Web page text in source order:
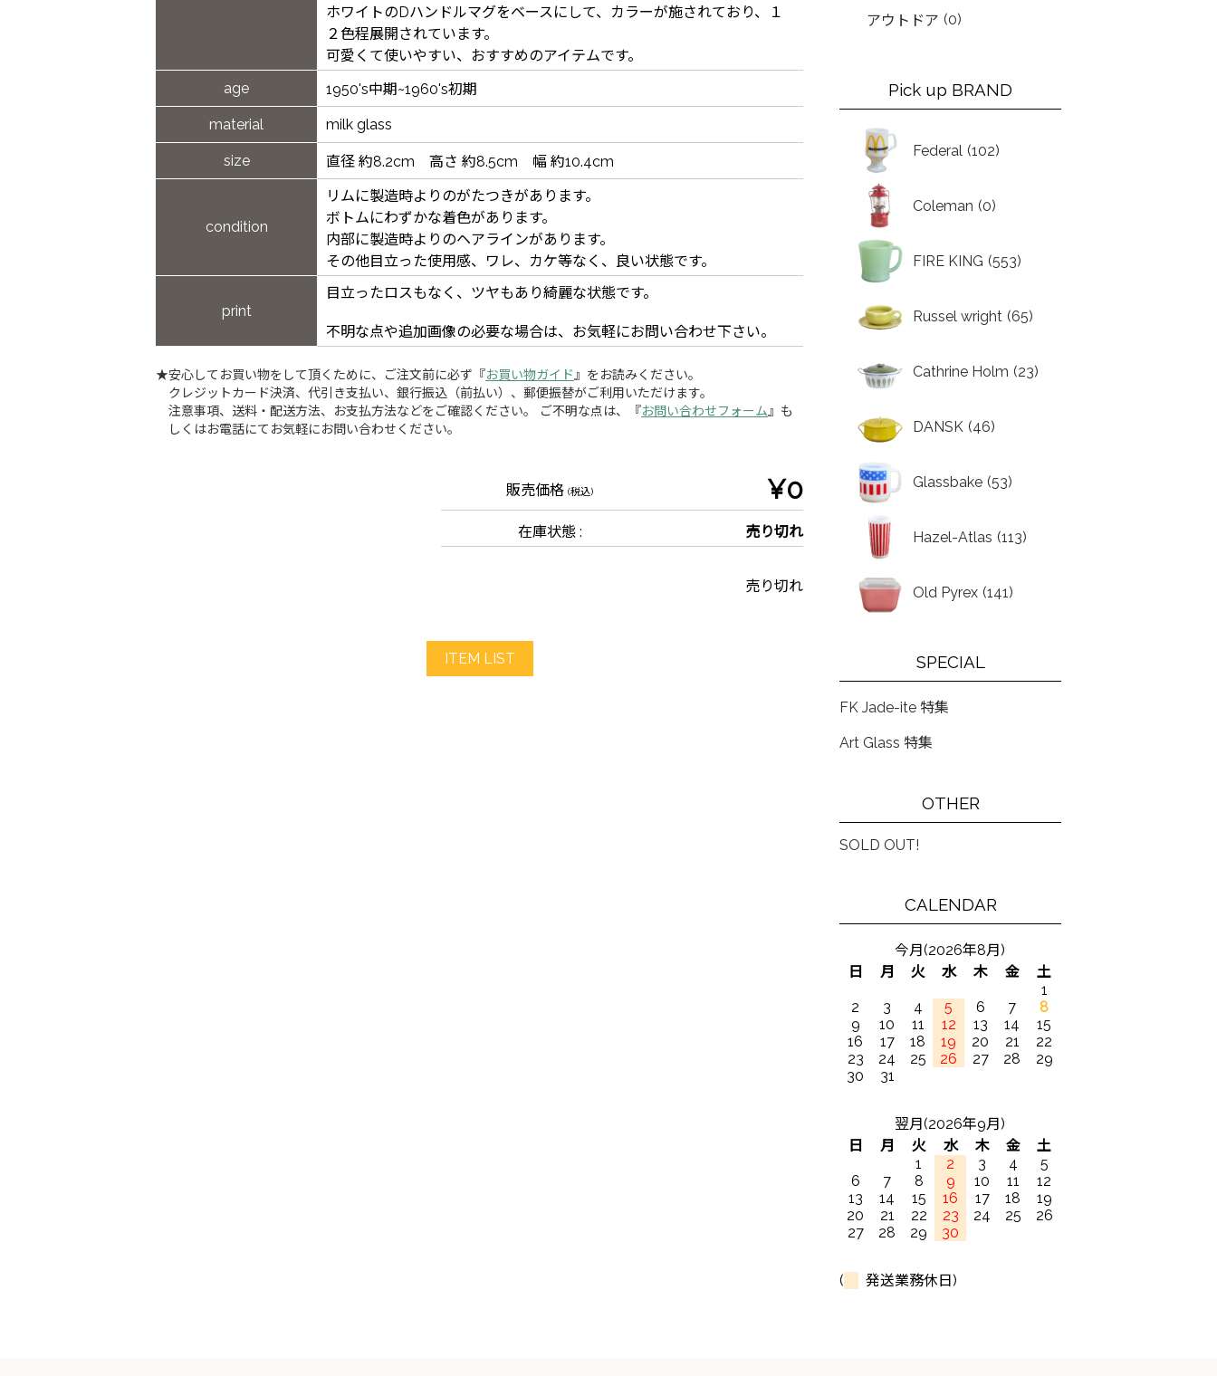
ホワイトのDハンドルマグをベースにして、カラーが施されており、１
２色程展開されています。
可愛くて使いやすい、おすすめのアイテムです。
age
1950's中期~1960's初期
material milk glass
size 直径 約8.2cm 高さ 約8.5cm 幅 約10.4cm
condition
リムに製造時よりのがたつきがあります。
ボトムにわずかな着色があります。
内部に製造時よりのヘアラインがあります。
その他目立った使用感、ワレ、カケ等なく、良い状態です。
print
目立ったロスもなく、ツヤもあり綺麗な状態です。
不明な点や追加画像の必要な場合は、お気軽にお問い合わせ下さい。
★安心してお買い物をして頂くために、ご注文前に必ず『お買い物ガイド 』をお読みください。
クレジットカード決済、代引き支払い、銀行振込（前払い）、郵便振替がご利用いただけます。
注意事項、送料・配送方法、お支払方法などをご確認ください。 ご不明な点は、『お問い合わせフォーム 』も
しくはお電話にてお気軽にお問い合わせください。
販売価格(税込) ¥0
在庫状態 : 売り切れ
売り切れ
ITEM LIST
アウトドア (0)
Pick up BRAND
Federal (102)
Coleman (0)
FIRE KING (553)
Russel wright (65)
Cathrine Holm (23)
DANSK (46)
Glassbake (53)
Hazel-Atlas (113)
Old Pyrex (141)
SPECIAL
FK Jade-ite 特集
Art Glass 特集
OTHER
SOLD OUT!
CALENDAR
今月(2026年8月)
日
月 火 水 木 金
土
1
2
3 4 5 6 7
8
9
10 11 12 13 14
15
16
17 18 19 20 21
22
23
24 25 26 27 28
29
30
31
翌月(2026年9月)
日
月 火 水 木 金
土
1
2 3 4
5
6
7 8 9 10 11
12
13
14 15 16 17 18
19
20
21 22 23 24 25
26
27
28 29 30
( 発送業務休日)